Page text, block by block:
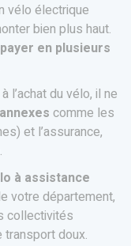
vélo électrique
bien plus haut.
payer en plusieurs
l’achat du vélo, il ne
comme les
et l’assurance,
à assistance
votre département,
collectivités
doux.